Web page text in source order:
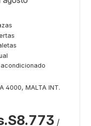
4000, MALTA INT.
/